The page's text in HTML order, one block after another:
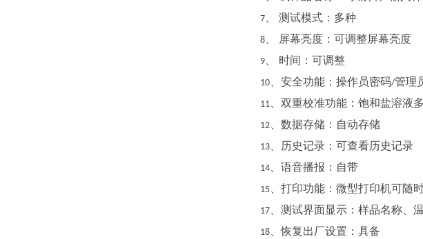
7 测试模式：多种
8 屏幕亮度：可调整屏幕亮度
9 时间：可调整
10 、安全功能：操作员密码/管理
11 、双重校准功能：饱和盐溶液
12 、数据存储：自动存储
13 、历史记录：可查看历史记录
14 、语音播报：自带
15 、打印功能：微型打印机可随
17 、测试界面显示：样品名称、
18 、恢复出厂设置：具备